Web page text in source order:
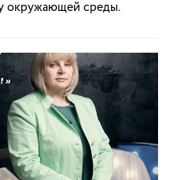
окружающей среды.